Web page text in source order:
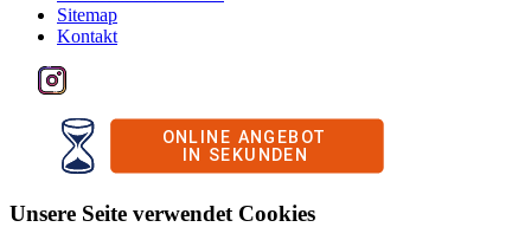
Sitemap
Kontakt
Unsere Seite verwendet Cookies